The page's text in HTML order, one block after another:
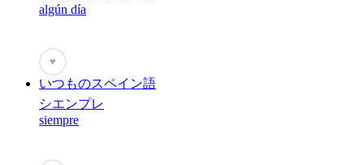
algún día
♥
いつものスペイン語
シエンプレ
siempre